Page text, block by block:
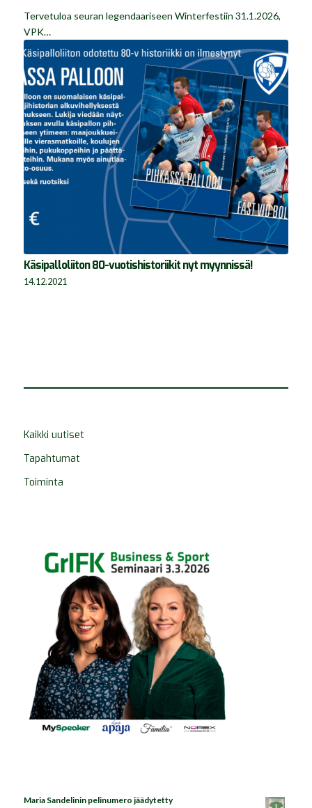
Tervetuloa seuran legendaariseen Winterfestiin 31.1.2026,
VPK…
Käsipalloliiton 80-vuotishistoriikit nyt myynnissä!
14.12.2021
Kaikki uutiset
Tapahtumat
Toiminta
Maria Sandelinin pelinumero jäädytetty